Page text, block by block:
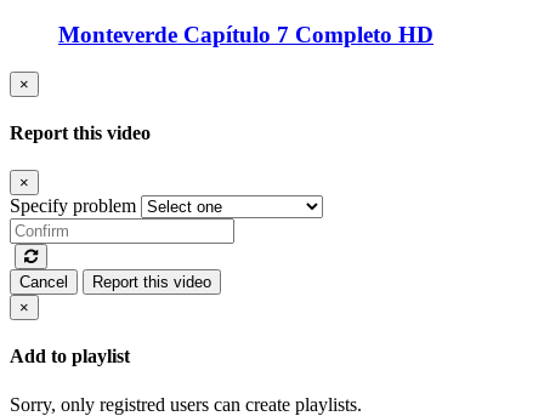
Monteverde Capítulo 7 Completo HD
×
Report this video
×
Specify problem
Cancel
Report this video
×
Add to playlist
Sorry, only registred users can create playlists.